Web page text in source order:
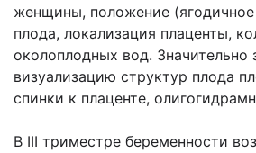
женщины, положение
плода, локализация плаценты,
околоплодных вод. Значительно
визуализацию структур плода
спинки к плаценте,
В III триместре беременности